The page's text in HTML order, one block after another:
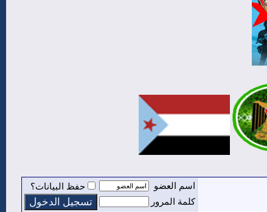
اسم العضو
حفظ البيانات؟
كلمة المرور